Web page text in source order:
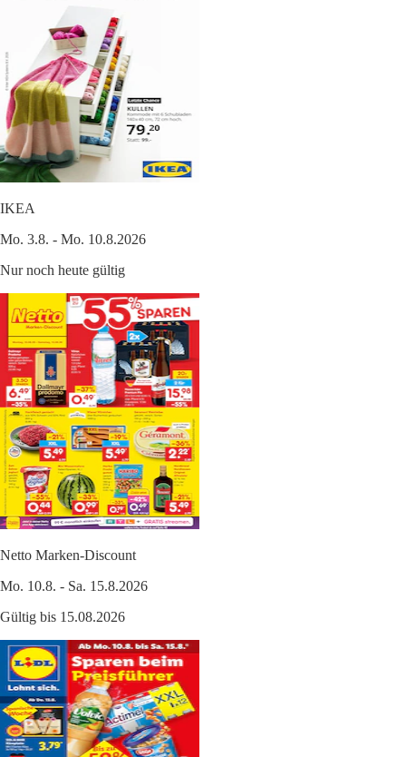
IKEA
Mo. 3.8. - Mo. 10.8.2026
Nur noch heute gültig
Netto Marken-Discount
Mo. 10.8. - Sa. 15.8.2026
Gültig bis 15.08.2026